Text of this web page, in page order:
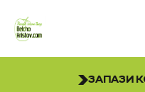
ЗАПАЗИ